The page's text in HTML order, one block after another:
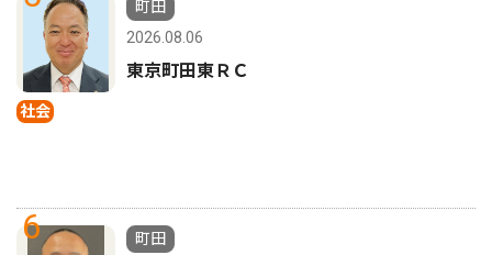
社会
町田
2026.08.06
東京町田東ＲＣ
6
町田